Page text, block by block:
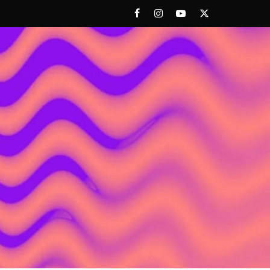
FacebookInstagramYoutubeTwitter